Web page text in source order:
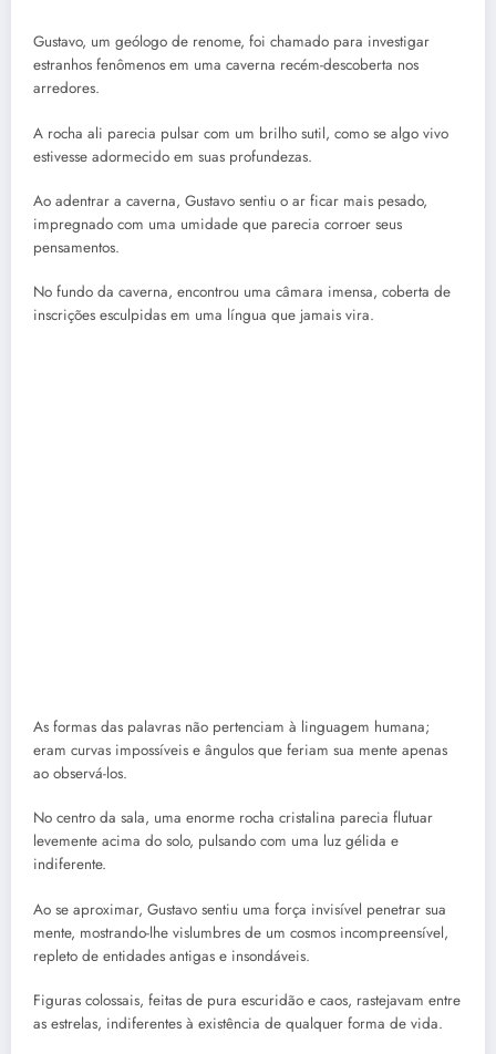
Gustavo, um geólogo de renome, foi chamado para investigar
estranhos fenômenos em uma caverna recém-descoberta nos
arredores.
A rocha ali parecia pulsar com um brilho sutil, como se algo vivo
estivesse adormecido em suas profundezas.
Ao adentrar a caverna, Gustavo sentiu o ar ficar mais pesado,
impregnado com uma umidade que parecia corroer seus
pensamentos.
No fundo da caverna, encontrou uma câmara imensa, coberta de
inscrições esculpidas em uma língua que jamais vira.
As formas das palavras não pertenciam à linguagem humana;
eram curvas impossíveis e ângulos que feriam sua mente apenas
ao observá-los.
No centro da sala, uma enorme rocha cristalina parecia flutuar
levemente acima do solo, pulsando com uma luz gélida e
indiferente.
Ao se aproximar, Gustavo sentiu uma força invisível penetrar sua
mente, mostrando-lhe vislumbres de um cosmos incompreensível,
repleto de entidades antigas e insondáveis.
Figuras colossais, feitas de pura escuridão e caos, rastejavam entre
as estrelas, indiferentes à existência de qualquer forma de vida.